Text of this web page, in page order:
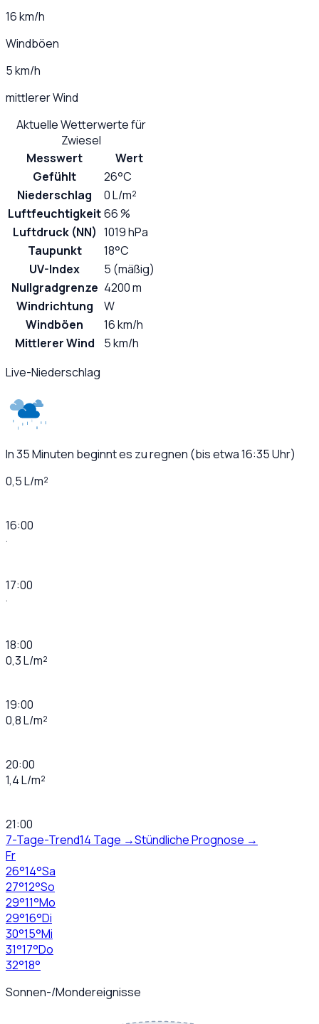
16 km/h
Windböen
5 km/h
mittlerer Wind
Aktuelle Wetterwerte für
Zwiesel
Messwert
Wert
Gefühlt
26°C
Niederschlag
0 L/m²
Luftfeuchtigkeit66 %
Luftdruck (NN) 1019 hPa
Taupunkt
18°C
UV-Index
5 (mäßig)
Nullgradgrenze 4200 m
Windrichtung
W
Windböen
16 km/h
Mittlerer Wind
5 km/h
Live-Niederschlag
In 35 Minuten beginnt es zu regnen (bis etwa 16:35 Uhr)
0,5 L/m²
16:00
·
17:00
·
18:00
0,3 L/m²
19:00
0,8 L/m²
20:00
1,4 L/m²
21:00
7-Tage-Trend14 Tage →Stündliche Prognose →
Fr
26°14°Sa
27°12°So
29°11°Mo
29°16°Di
30°15°Mi
31°17°Do
32°18°
Sonnen-/Mondereignisse